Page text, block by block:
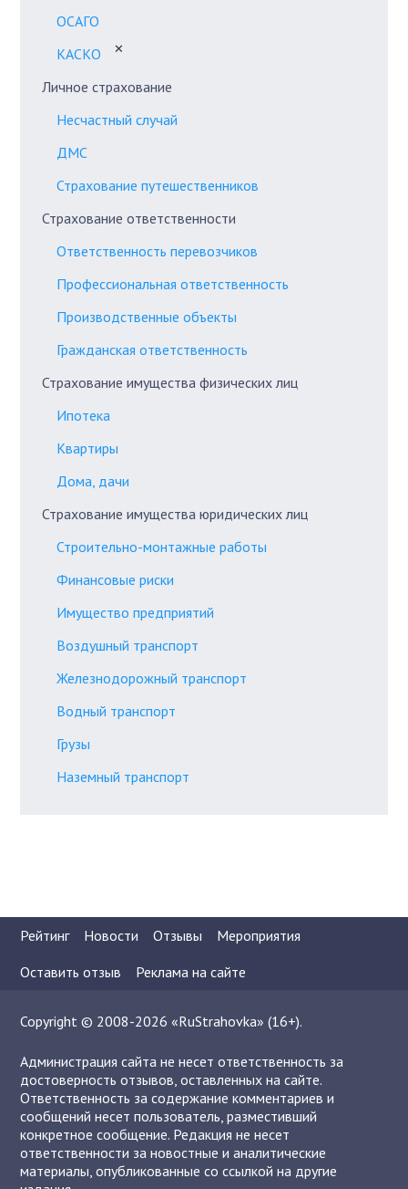
ОСАГО
КАСКО
✕
Личное страхование
Несчастный случай
ДМС
Страхование путешественников
Страхование ответственности
Ответственность перевозчиков
Профессиональная ответственность
Производственные объекты
Гражданская ответственность
Страхование имущества физических лиц
Ипотека
Квартиры
Дома, дачи
Страхование имущества юридических лиц
Строительно-монтажные работы
Финансовые риски
Имущество предприятий
Воздушный транспорт
Железнодорожный транспорт
Водный транспорт
Грузы
Наземный транспорт
Рейтинг Новости Отзывы
Мероприятия
Оставить отзыв
Реклама на сайте
Copyright © 2008-2026 «RuStrahovka» (16+).
Администрация сайта не несет ответственность за
достоверность отзывов, оставленных на сайте.
Ответственность за содержание комментариев и
сообщений несет пользователь, разместивший
конкретное сообщение. Редакция не несет
ответственности за новостные и аналитические
материалы, опубликованные со ссылкой на другие